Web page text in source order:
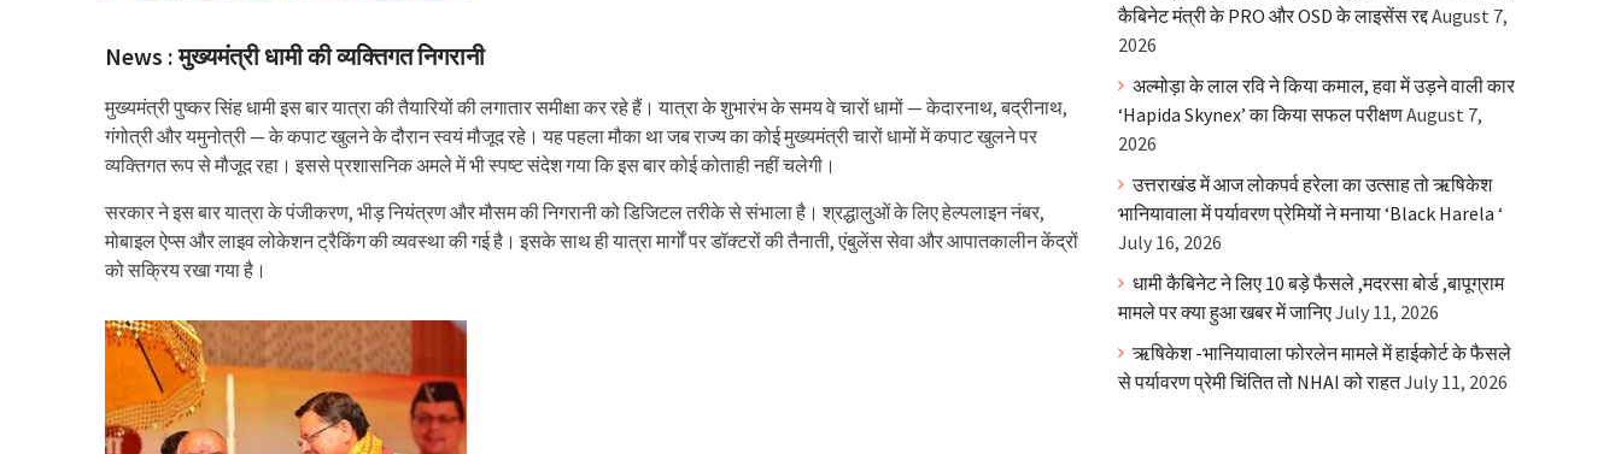
News : मुख्यमंत्री धामी की व्यक्तिगत निगरानी
मुख्यमंत्री पुष्कर सिंह धामी इस बार यात्रा की तैयारियों की लगातार समीक्षा कर रहे हैं। यात्रा के शुभारंभ के समय वे चारों धामों — केदारनाथ, बद्रीनाथ,
गंगोत्री और यमुनोत्री — के कपाट खुलने के दौरान स्वयं मौजूद रहे। यह पहला मौका था जब राज्य का कोई मुख्यमंत्री चारों धामों में कपाट खुलने पर
व्यक्तिगत रूप से मौजूद रहा। इससे प्रशासनिक अमले में भी स्पष्ट संदेश गया कि इस बार कोई कोताही नहीं चलेगी।
सरकार ने इस बार यात्रा के पंजीकरण, भीड़ नियंत्रण और मौसम की निगरानी को डिजिटल तरीके से संभाला है। श्रद्धालुओं के लिए हेल्पलाइन नंबर,
मोबाइल ऐप्स और लाइव लोकेशन ट्रैकिंग की व्यवस्था की गई है। इसके साथ ही यात्रा मार्गों पर डॉक्टरों की तैनाती, एंबुलेंस सेवा और आपातकालीन केंद्रों
को सक्रिय रखा गया है।
कैबिनेट मंत्री के PRO और OSD के लाइसेंस रद्दAugust 7,
2026
अल्मोड़ा के लाल रवि ने किया कमाल, हवा में उड़ने वाली कार
‘Hapida Skynex’ का किया सफल परीक्षणAugust 7,
2026
उत्तराखंड में आज लोकपर्व हरेला का उत्साह तो ऋषिकेश
भानियावाला में पर्यावरण प्रेमियों ने मनाया ‘Black Harela ‘
July 16, 2026
धामी कैबिनेट ने लिए 10 बड़े फैसले ,मदरसा बोर्ड ,बापूग्राम
मामले पर क्या हुआ खबर में जानिएJuly 11, 2026
ऋषिकेश -भानियावाला फोरलेन मामले में हाईकोर्ट के फैसले
से पर्यावरण प्रेमी चिंतित तो NHAI को राहतJuly 11, 2026